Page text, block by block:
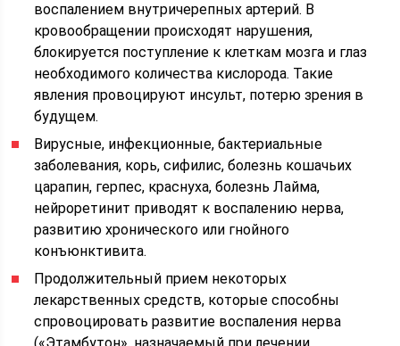
воспалением внутричерепных артерий. В
кровообращении происходят нарушения,
блокируется поступление к клеткам мозга и глаз
необходимого количества кислорода. Такие
явления провоцируют инсульт, потерю зрения в
будущем.
Вирусные, инфекционные, бактериальные
заболевания, корь, сифилис, болезнь кошачьих
царапин, герпес, краснуха, болезнь Лайма,
нейроретинит приводят к воспалению нерва,
развитию хронического или гнойного
конъюнктивита.
Продолжительный прием некоторых
лекарственных средств, которые способны
спровоцировать развитие воспаления нерва